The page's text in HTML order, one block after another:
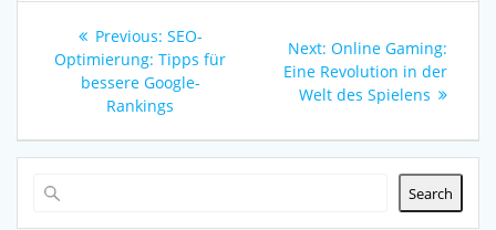
Post
navigation
Previous: Previous
post:
SEO-
Optimierung: Tipps für
bessere Google-
Rankings
Next: Next
post:
Online Gaming:
Eine Revolution in der
Welt des Spielens
Search